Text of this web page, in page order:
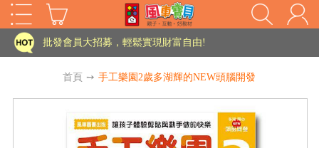
家長樂了!「風車書版集團暨FOOD超人企業總部」目前正興建中!
批發會員大招募，輕鬆實現財富自由!
老師您好!!幼教會員火熱招募中~
海外購物免煩惱！點我查看『海外購物流程說明』
首頁 ➙ 手工樂園2歲多湖輝的NEW頭腦開發